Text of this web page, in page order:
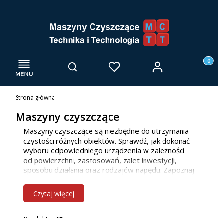
Menu Otwórz wyszukiwarkę
Szukaj Ulubione Zaloguj się
Strona główna
Maszyny czyszczące
Maszyny czyszczące są niezbędne do utrzymania
czystości różnych obiektów. Sprawdź, jak dokonać
wyboru odpowiedniego urządzenia w zależności
od powierzchni, zastosowań, zalet inwestycji,
sposobu działania oraz rodzajów napędu. Zapoznaj
teraz! Jako firma głównie działamy we Wrocławiu i
innych miejscowościach w woj. dolnośląskim, ale
Czytaj więcej